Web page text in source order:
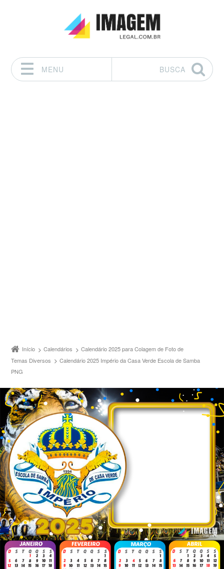
MENU
BUSCA
Início Calendários
Calendário 2025 para Colagem de Foto de
Temas Diversos
Calendário 2025 Império da Casa Verde Escola de Samba
PNG